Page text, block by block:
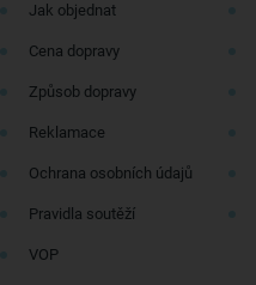
Jak objednat
Cena dopravy
Způsob dopravy
Reklamace
Ochrana osobních údajů
Pravidla soutěží
VOP